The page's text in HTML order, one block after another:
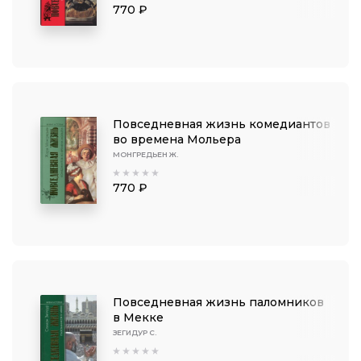
770 ₽
Повседневная жизнь комедиантов
во времена Мольера
МОНГРЕДЬЕН Ж.
770 ₽
Повседневная жизнь паломников
в Мекке
ЗЕГИДУР С.